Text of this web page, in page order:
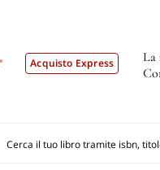
Acquisto Express
La